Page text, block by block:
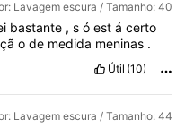
Lavagem escura / Tamanho: 40
bastante , s ó est á certo
çãode medida meninas .
Útil (10)
Lavagem escura / Tamanho: 44